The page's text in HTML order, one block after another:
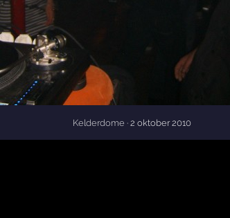
Kelderdome · 2 oktober 2010